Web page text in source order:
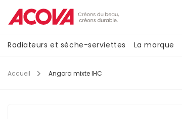
contenu
principale
Radiateurs et sèche-serviettes La marque
Accueil Angora mixte IHC